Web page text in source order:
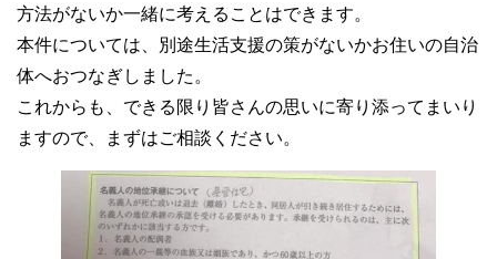
方法がないか一緒に考えることはできます。
本件については、別途生活支援の策がないかお住いの自治
体へおつなぎしました。
これからも、できる限り皆さんの思いに寄り添ってまいり
ますので、まずはご相談ください。